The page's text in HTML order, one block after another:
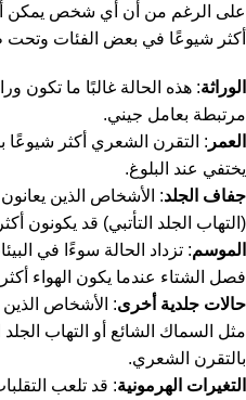
على الرغم من أن أي شخص يمكن أن
أكثر شيوعًا في بعض الفئات
الوراثة: هذه الحالة غالبًا ما تكون
مرتبطة بعامل جيني.
العمر : التقرن الشعري أكثر شيوعًا
يختفي عند البلوغ.
جفاف الجلد: الأشخاص الذين
(التهاب الجلد التأتبي) قد يكونون
الموسم: تزداد الحالة سوءًا في
فصل الشتاء عندما يكون الهواء
حالات جلدية أخرى: الأشخاص
مثل السماك الشائع أو التهاب
بالتقرن الشعري.
التغيرات الهرمونية: قد تلعب